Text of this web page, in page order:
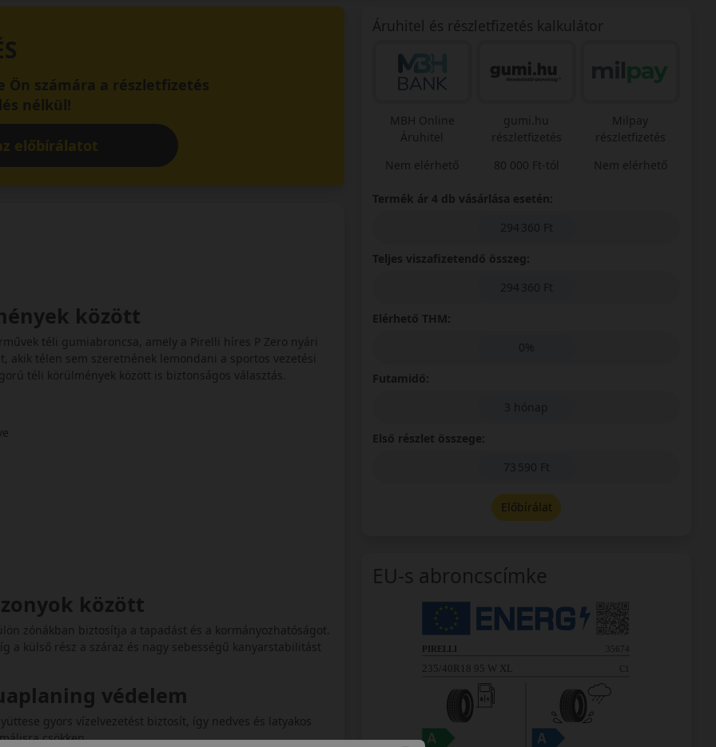
Ön számára a részletfizetés
nélkül!
előbírálatot
között
téli gumiabroncsa, amely a Pirelli híres P Zero nyári
akik télen sem szeretnének lemondani a sportos vezetési
téli körülmények között is biztonságos választás.
között
zónákban biztosítja a tapadást és a kormányozhatóságot.
külső rész a száraz és nagy sebességű kanyarstabilitást
védelem
gyors vízelvezetést biztosít, így nedves és latyakos
csökken.
Áruhitel és részletfizetés kalkulátor
MBH Online
Áruhitel
Nem elérhető
gumi.hu
részletfizetés
80 000 Ft-tól
Milpay
részletfizetés
Nem elérhető
Termék ár 4 db vásárlása esetén:
294 360 Ft
Teljes viszafizetendő összeg:
294 360 Ft
Elérhető THM:
0%
Futamidő:
3 hónap
Első részlet összege:
73 590 Ft
Előbírálat
EU-s abroncscímke